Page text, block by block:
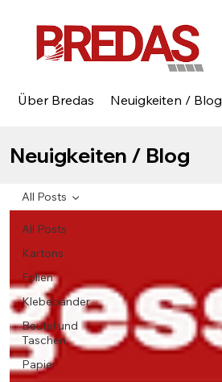
Über Bredas Neuigkeiten / Blog
Neuigkeiten / Blog
All Posts
Kartons
Folien
Klebebänder
Beutel und
Taschen
Papier
All Posts